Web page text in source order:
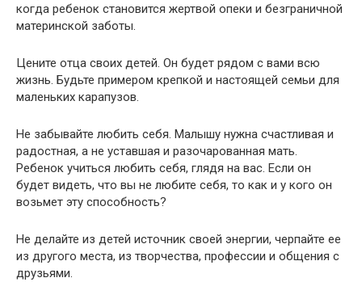
когда ребенок становится жертвой опеки и безграничной
материнской заботы.
Цените отца своих детей. Он будет рядом с вами всю
жизнь. Будьте примером крепкой и настоящей семьи для
маленьких карапузов.
Не забывайте любить себя. Малышу нужна счастливая и
радостная, а не уставшая и разочарованная мать.
Ребенок учиться любить себя, глядя на вас. Если он
будет видеть, что вы не любите себя, то как и у кого он
возьмет эту способность?
Не делайте из детей источник своей энергии, черпайте ее
из другого места, из творчества, профессии и общения с
друзьями.